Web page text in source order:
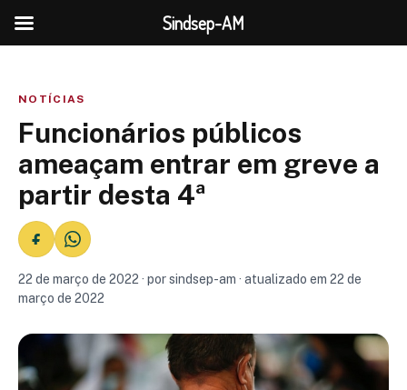
NOTÍCIAS
Funcionários públicos
ameaçam entrar em greve a
partir desta 4ª
22 de março de 2022 · por sindsep-am · atualizado em 22 de
março de 2022
Sindsep-AM